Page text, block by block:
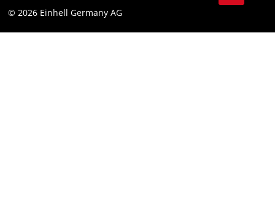
Impressum
© 2026 Einhell Germany AG